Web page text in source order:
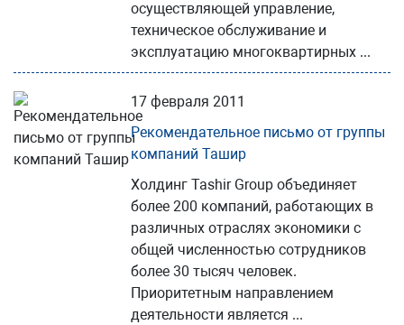
осуществляющей управление,
техническое обслуживание и
эксплуатацию многоквартирных ...
17 февраля 2011
Рекомендательное письмо от группы
компаний Ташир
Холдинг Tashir Group объединяет
более 200 компаний, работающих в
различных отраслях экономики с
общей численностью сотрудников
более 30 тысяч человек.
Приоритетным направлением
деятельности является ...